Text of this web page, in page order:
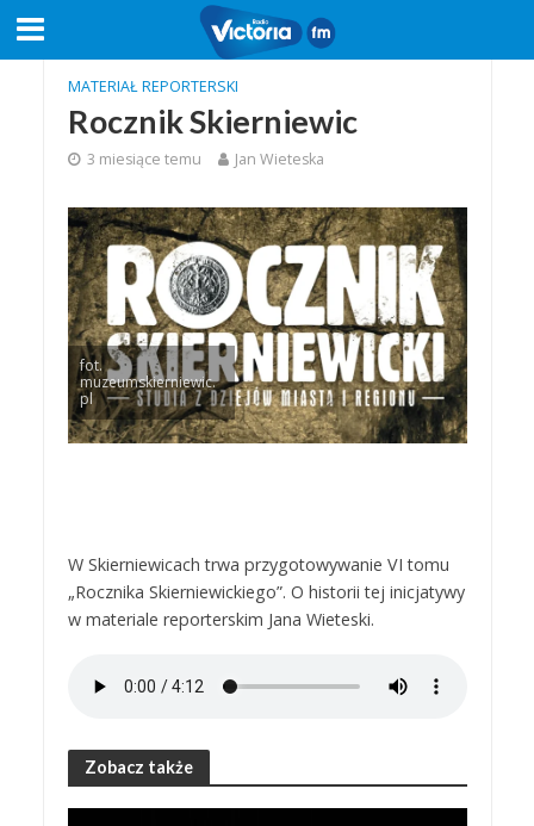
MATERIAŁ REPORTERSKI
Rocznik Skierniewic
3 miesiące temu Jan Wieteska
fot.
muzeumskierniewic.
pl
W Skierniewicach trwa przygotowywanie VI tomu
„Rocznika Skierniewickiego”. O historii tej inicjatywy
w materiale reporterskim Jana Wieteski.
Zobacz także